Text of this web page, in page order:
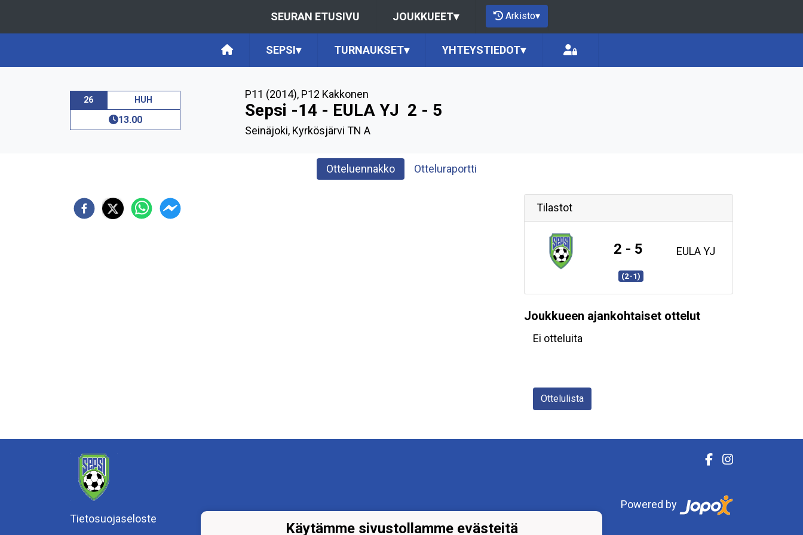
SEURAN ETUSIVU JOUKKUEET▾ Arkisto▾
SEPSI▾ TURNAUKSET▾ YHTEYSTIEDOT▾
26 HUH
13.00
P11 (2014), P12 Kakkonen
Sepsi -14 - EULA YJ 2 - 5
Seinäjoki, Kyrkösjärvi TN A
Otteluennakko Otteluraportti
Tilastot
2 - 5 EULA YJ
(2-1)
Joukkueen ajankohtaiset ottelut
Ei otteluita
Ottelulista
Tietosuojaseloste
Powered by
Käytämme sivustollamme evästeitä